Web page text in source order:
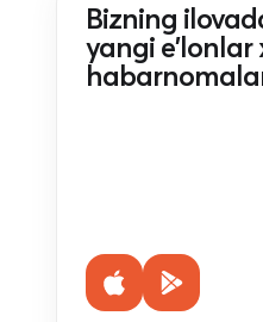
Bizning
yangi e'lonlar